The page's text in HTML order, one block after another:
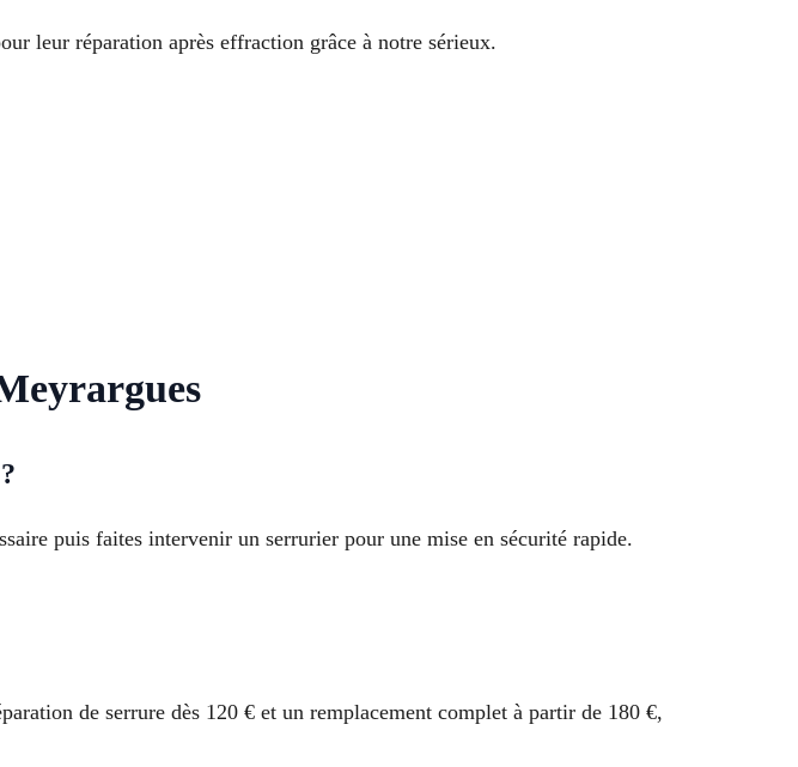
leur réparation après effraction grâce à notre sérieux.
puis faites intervenir un serrurier pour une mise en sécurité rapide.
de serrure dès 120 € et un remplacement complet à partir de 180 €,